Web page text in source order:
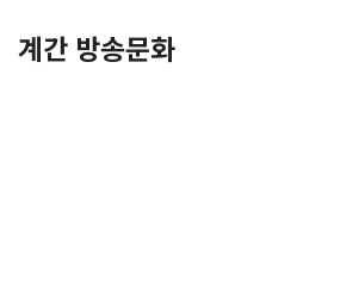
계간 방송문화